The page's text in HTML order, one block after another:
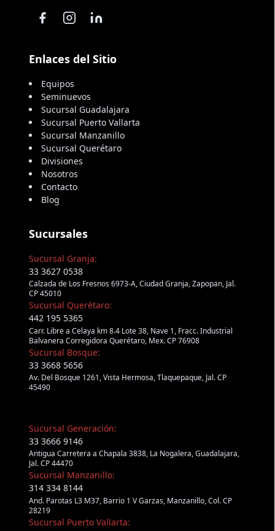
Enlaces del Sitio
Equipos
Seminuevos
Sucursal Guadalajara
Sucursal Puerto Vallarta
Sucursal Manzanillo
Sucursal Querétaro
Divisiones
Nosotros
Contacto
Blog
Sucursales
Sucursal Granja:
33 3627 0538
Calzada de Los Fresnos 6973-A, Ciudad Granja, Zapopan, Jal.
CP 45010
Sucursal Querétaro:
442 195 5365
Carr. Libre a Celaya km 8.4 Lote 38, Nave 1, Fracc. Industrial
Balvanera Corregidora Querétaro, Mex. CP 76908
Sucursal Bosque:
33 3668 5656
Av. Del Bosque 1261, Vista Hermosa, Tlaquepaque, Jal. CP
45490
Sucursal Generación:
33 3666 9146
Antigua Carretera a Chapala 3838, La Nogalera, Guadalajara,
Jal. CP 44470
Sucursal Manzanillo:
314 334 8144
And. Parotas L3 M37, Barrio 1 V Garzas, Manzanillo, Col. CP
28219
Sucursal Puerto Vallarta: